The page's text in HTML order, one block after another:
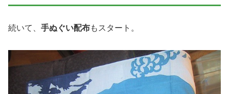
続いて、 手ぬぐい配布もスタート。